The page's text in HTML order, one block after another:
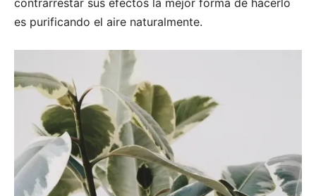
es purificando el aire naturalmente.